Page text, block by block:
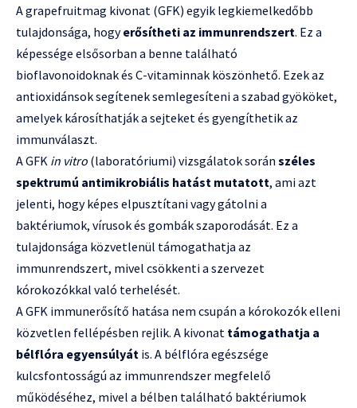
A grapefruitmag kivonat (GFK) egyik legkiemelkedőbb
tulajdonsága, hogyerősítheti az immunrendszert. Ez a
képessége elsősorban a benne található
bioflavonoidoknak és C-vitaminnak köszönhető. Ezek az
antioxidánsok segítenek semlegesíteni a szabad gyököket,
amelyek károsíthatják a sejteket és gyengíthetik az
immunválaszt.
A GFK in vitro (laboratóriumi) vizsgálatok során széles
spektrumú antimikrobiális hatást mutatott, ami azt
jelenti, hogy képes elpusztítani vagy gátolni a
baktériumok, vírusok és gombák szaporodását. Ez a
tulajdonsága közvetlenül támogathatja az
immunrendszert, mivel csökkenti a szervezet
kórokozókkal való terhelését.
A GFK immunerősítő hatása nem csupán a kórokozók elleni
közvetlen fellépésben rejlik. A kivonat támogathatja a
bélflóra egyensúlyát is. A bélflóra egészsége
kulcsfontosságú az immunrendszer megfelelő
működéséhez, mivel a bélben található baktériumok